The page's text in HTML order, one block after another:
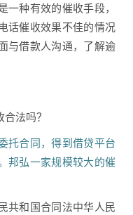
种有效的催收手段，
话催收效果不佳的情况
与借款人沟通，了解逾
法吗？
托合同，得到借贷平台
邦弘一家规模较大的催
共和国合同法中华人民